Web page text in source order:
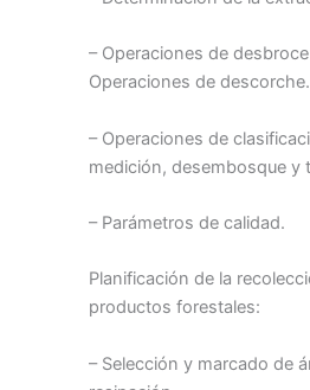
– Operaciones de
Operaciones de descorche.
– Operaciones de
medición, desembosque y
– Parámetros de calidad.
Planificación de la
productos forestales:
– Selección y marcado de